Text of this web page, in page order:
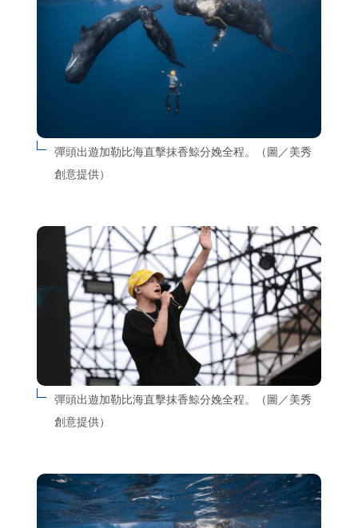
彈頭出遊加勒比海直擊抹香鯨分娩全程。（圖／美秀
創意提供）
彈頭出遊加勒比海直擊抹香鯨分娩全程。（圖／美秀
創意提供）